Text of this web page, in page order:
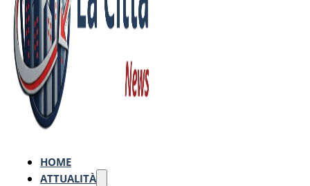
HOME
ATTUALITÀ